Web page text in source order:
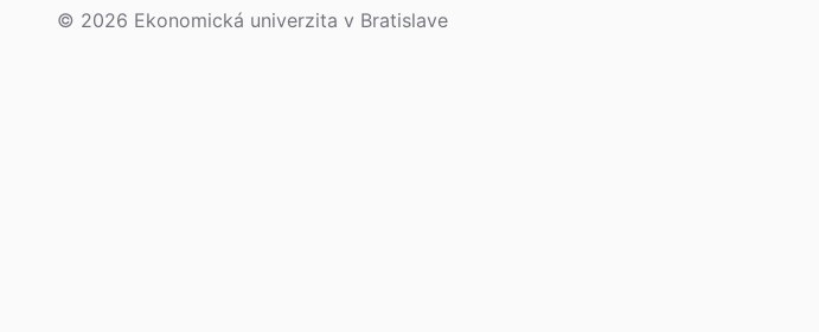
© 2026 Ekonomická univerzita v Bratislave